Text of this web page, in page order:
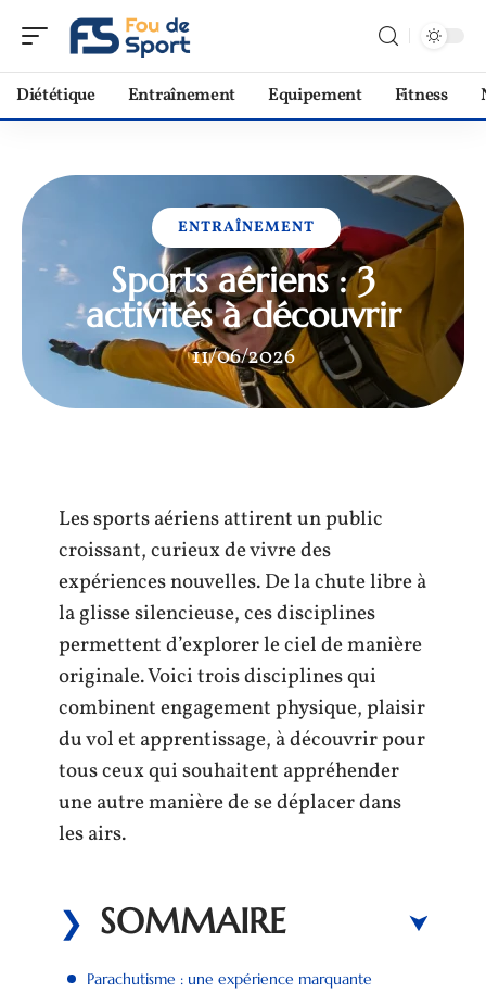
Diététique Entraînement Equipement Fitness
ENTRAÎNEMENT
Sports aériens : 3
activités à découvrir
11/06/2026
Les sports aériens attirent un public
croissant, curieux de vivre des
expériences nouvelles. De la chute libre à
la glisse silencieuse, ces disciplines
permettent d’explorer le ciel de manière
originale. Voici trois disciplines qui
combinent engagement physique, plaisir
du vol et apprentissage, à découvrir pour
tous ceux qui souhaitent appréhender
une autre manière de se déplacer dans
les airs.
SOMMAIRE
Parachutisme : une expérience marquante